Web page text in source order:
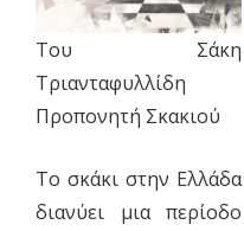
Του Σάκη
Τριανταφυλλίδη
Προπονητή Σκακιού
​Το σκάκι στην Ελλάδα
διανύει μια περίοδο